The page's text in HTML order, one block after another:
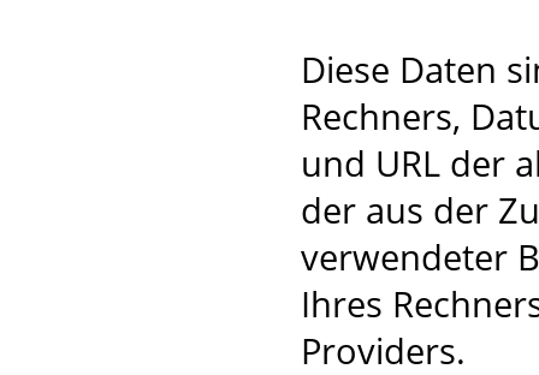
Diese Daten
Rechners,
und URL der
der aus der
verwendeter
Ihres
Providers.